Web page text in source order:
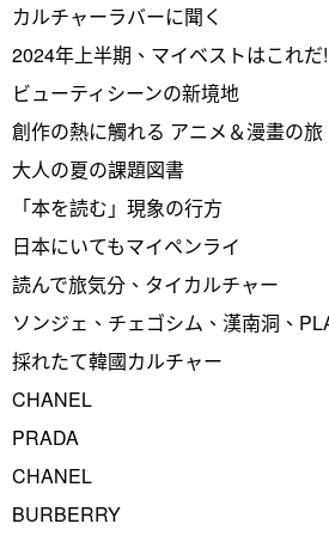
カルチャーラバーに聞く
2024年上半期、マイベストはこれだ!
ビューティシーンの新境地
創作の熱に觸れる アニメ＆漫畫の旅
大人の夏の課題図書
「本を読む」現象の行方
日本にいてもマイペンライ
読んで旅気分、タイカルチャー
ソンジェ、チェゴシム、漢南洞、
採れたて韓國カルチャー
CHANEL
PRADA
CHANEL
BURBERRY